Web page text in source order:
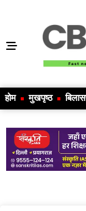
होम मुखपृष्ठ